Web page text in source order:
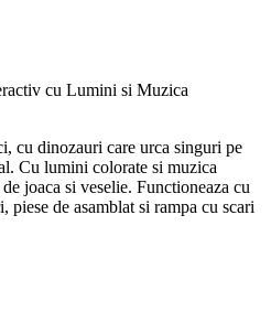
cu Lumini si Muzica
cu dinozauri care urca singuri pe
Cu lumini colorate si muzica
joaca si veselie. Functioneaza cu
de asamblat si rampa cu scari